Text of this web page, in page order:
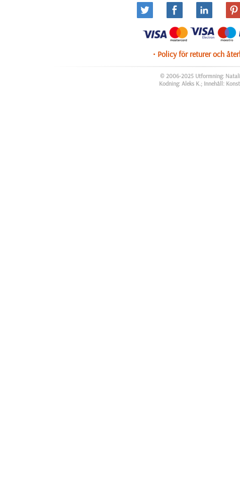
• Policy för returer och
© 2006-2025 Utformning:
Kodning: Aleks K.; Innehåll: